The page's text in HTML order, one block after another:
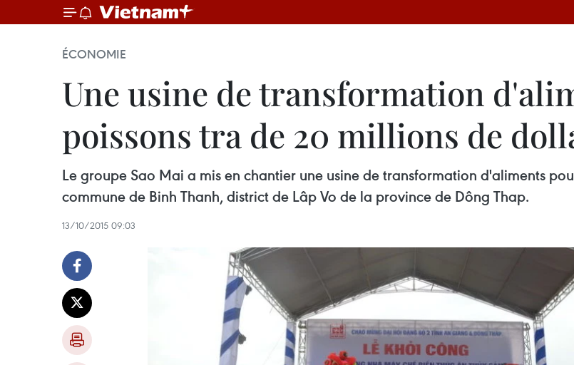
ÉCONOMIE
Une usine de transformation
poissons tra de 20 millions de
Le groupe Sao Mai a mis en chantier une usine de transformation d'aliments
commune de Binh Thanh, district de Lâp Vo de la province de Dông Thap.
13/10/2015 09:03